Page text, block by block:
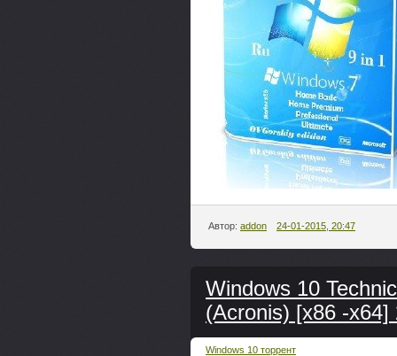
Автор: addon 24-01-2015, 20:47
Windows 10
(Acronis) [x86 -
Windows 10 торрент